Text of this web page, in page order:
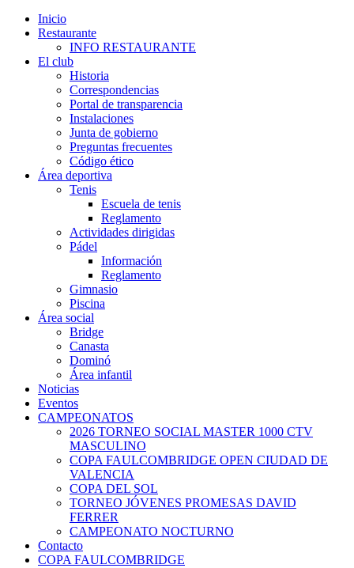
Inicio
Restaurante
INFO RESTAURANTE
El club
Historia
Correspondencias
Portal de transparencia
Instalaciones
Junta de gobierno
Preguntas frecuentes
Código ético
Área deportiva
Tenis
Escuela de tenis
Reglamento
Actividades dirigidas
Pádel
Información
Reglamento
Gimnasio
Piscina
Área social
Bridge
Canasta
Dominó
Área infantil
Noticias
Eventos
CAMPEONATOS
2026 TORNEO SOCIAL MASTER 1000 CTV
MASCULINO
COPA FAULCOMBRIDGE OPEN CIUDAD DE
VALENCIA
COPA DEL SOL
TORNEO JÓVENES PROMESAS DAVID
FERRER
CAMPEONATO NOCTURNO
Contacto
COPA FAULCOMBRIDGE